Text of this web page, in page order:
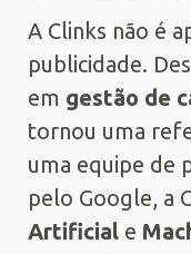
A Clinks não é
publicidade.
em gestão de
tornou uma
uma equipe de
pelo Google, a
Artificial e